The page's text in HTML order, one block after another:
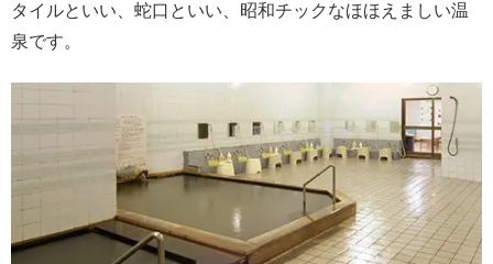
タイルといい、蛇口といい、昭和チックなほほえましい温
泉です。